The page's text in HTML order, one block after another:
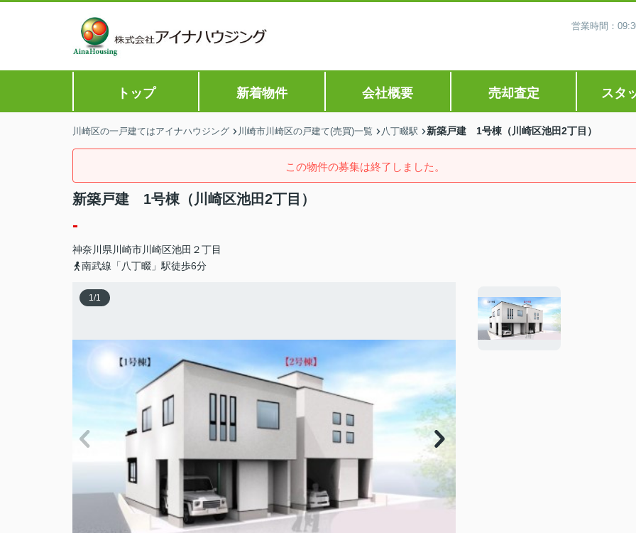
営業時間：
トップ 新着物件 会社概要 売却査定 スタ
川崎区の一戸建てはアイナハウジング 川崎市川崎区の戸建て(売買)一覧 八丁畷駅 新築戸建 1号棟（川崎区池田2丁目）
この物件の募集は終了しました。
新築戸建 1号棟（川崎区池田2丁目）
-
神奈川県 川崎市川崎区池田 ２丁目
南武線「八丁畷」駅徒歩6分
1/1